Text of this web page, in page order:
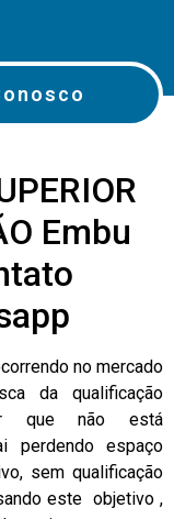
Embu
no mercado
da qualificação
que não está
perdendo espaço
sem qualificação
este objetivo ,